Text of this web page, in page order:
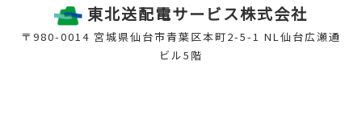
東北送配電サービス株式会社
〒980-0014 宮城県仙台市青葉区本町2-5-1 NL仙台広瀬通
ビル5階